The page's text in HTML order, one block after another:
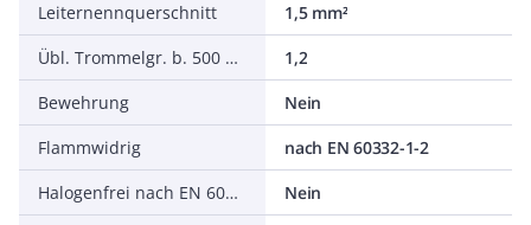
Leiternennquerschnitt
1,5 mm²
Übl. Trommelgr. b. 500 m Ø m
1,2
Bewehrung
Nein
Flammwidrig
nach EN 60332-1-2
Halogenfrei nach EN 60754-1/2
Nein